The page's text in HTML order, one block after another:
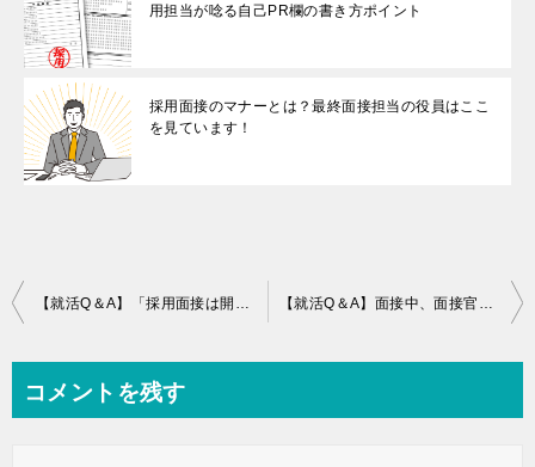
用担当が唸る自己PR欄の書き方ポイント
採用面接のマナーとは？最終面接担当の役員はここ
を見ています！
投
ビ
【就活Q＆A】「採用面接は開始何分で結果が決まるの？」採用担当人事が答えます！ 【就活Q＆A】面接中、面接官は何をメモしている？採用担当人事が答えます！
コメントを残す